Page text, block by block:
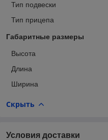
Тип подвески
Тип прицепа
Габаритные размеры
Высота
Длина
Ширина
Скрыть
Условия доставки